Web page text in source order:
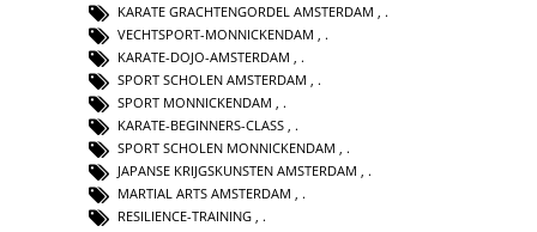
KARATE GRACHTENGORDEL AMSTERDAM
VECHTSPORT-MONNICKENDAM
KARATE-DOJO-AMSTERDAM
SPORT SCHOLEN AMSTERDAM
SPORT MONNICKENDAM
KARATE-BEGINNERS-CLASS
SPORT SCHOLEN MONNICKENDAM ,
JAPANSE KRIJGSKUNSTEN AMSTERDAM ,
MARTIAL ARTS AMSTERDAM ,
RESILIENCE-TRAINING ,